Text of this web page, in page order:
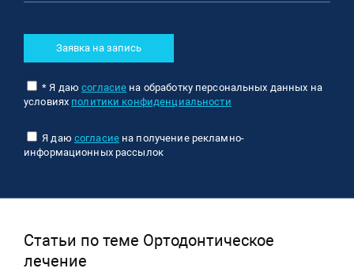
Заявка на запись
* Я даюсогласие на обработку персональных данных на
условиях политики конфиденциальности
Я даю согласиена получение рекламно-
информационных рассылок
Статьи по теме Ортодонтическое
лечение